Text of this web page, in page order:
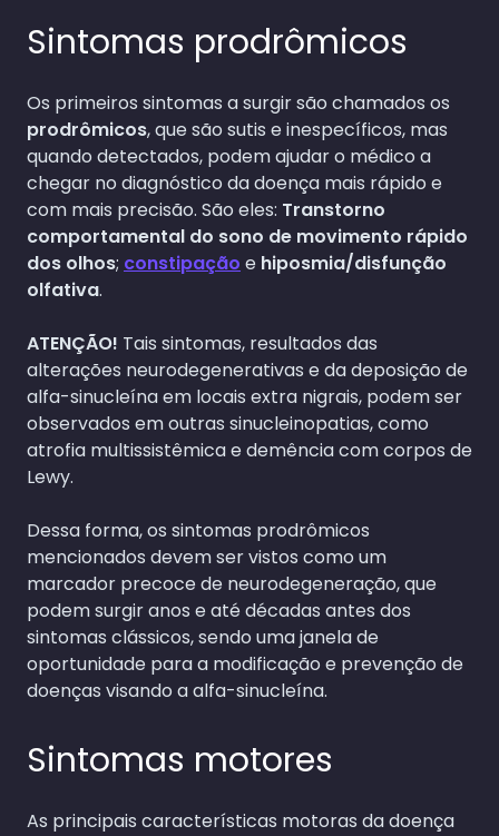
Sintomas prodrômicos
Os primeiros sintomas a surgir são chamados os
prodrômicos, que são sutis e inespecíficos, mas
quando detectados, podem ajudar o médico a
chegar no diagnóstico da doença mais rápido e
com mais precisão. São eles: Transtorno
comportamental do sono de movimento rápido
dos olhos; constipação e hiposmia/disfunção
olfativa.
ATENÇÃO! Tais sintomas, resultados das
alterações neurodegenerativas e da deposição de
alfa-sinucleína em locais extra nigrais, podem ser
observados em outras sinucleinopatias, como
atrofia multissistêmica e demência com corpos de
Lewy.
Dessa forma, os sintomas prodrômicos
mencionados devem ser vistos como um
marcador precoce de neurodegeneração, que
podem surgir anos e até décadas antes dos
sintomas clássicos, sendo uma janela de
oportunidade para a modificação e prevenção de
doenças visando a alfa-sinucleína.
Sintomas motores
As principais características motoras da doença